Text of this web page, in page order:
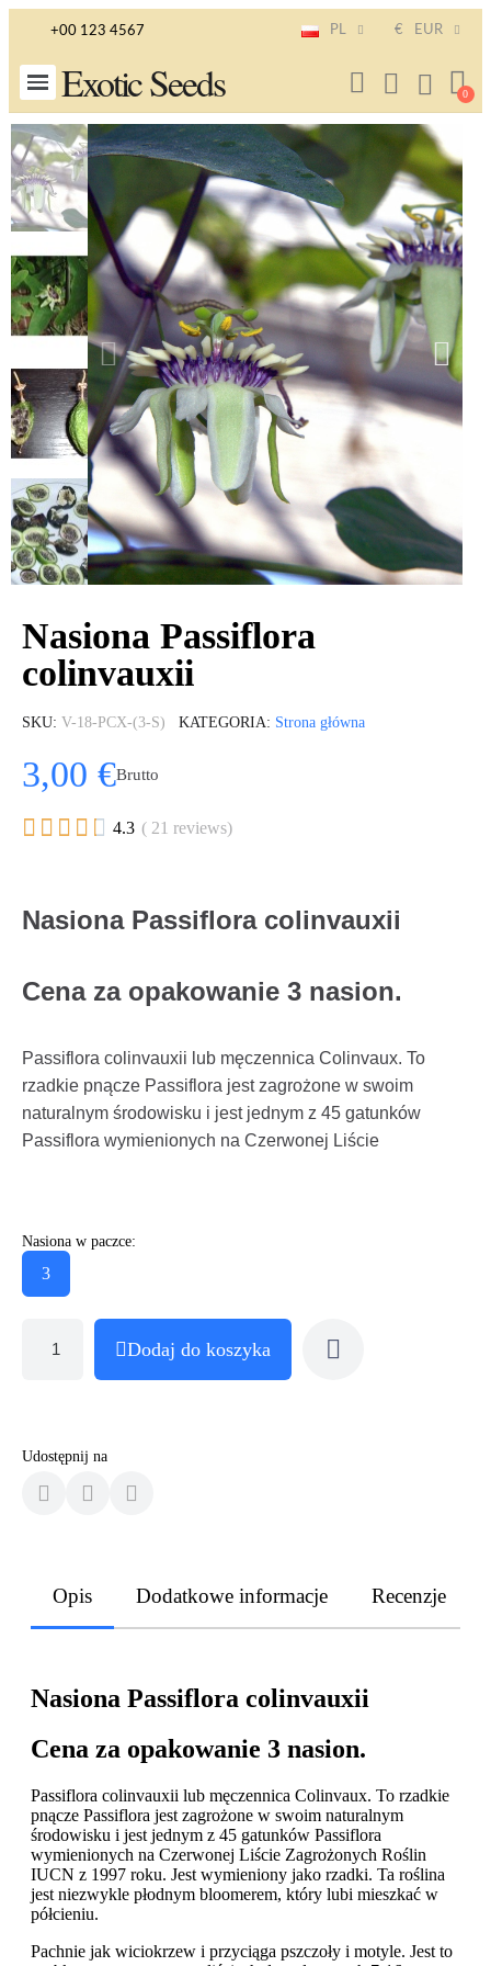
+00 123 4567 PL € EUR
Exotic Seeds
Nasiona Passiflora
colinvauxii
SKU V-18-PCX-(3-S) KATEGORIA Strona główna
3,00 €Brutto
     4.3 ( 21 reviews)
Nasiona Passiflora colinvauxii
Cena za opakowanie 3 nasion.
Passiflora colinvauxii lub męczennica Colinvaux. To
rzadkie pnącze Passiflora jest zagrożone w swoim
naturalnym środowisku i jest jednym z 45 gatunków
Passiflora wymienionych na Czerwonej Liście
Nasiona w paczce:
3
Dodaj do koszyka
Udostępnij na
Opis Dodatkowe informacje Recenzje
Nasiona Passiflora colinvauxii
Cena za opakowanie 3 nasion.
Passiflora colinvauxii lub męczennica Colinvaux. To rzadkie
pnącze Passiflora jest zagrożone w swoim naturalnym
środowisku i jest jednym z 45 gatunków Passiflora
wymienionych na Czerwonej Liście Zagrożonych Roślin
IUCN z 1997 roku. Jest wymieniony jako rzadki. Ta roślina
jest niezwykle płodnym bloomerem, który lubi mieszkać w
półcieniu.
Pachnie jak wiciokrzew i przyciąga pszczoły i motyle. Jest to